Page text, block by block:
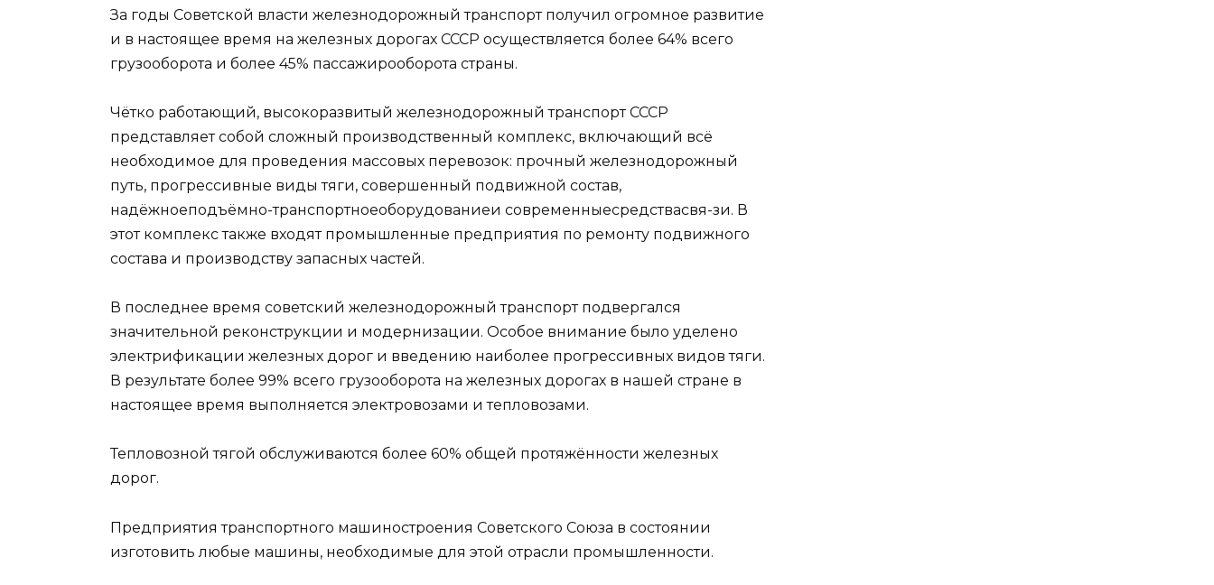
За годы Советской власти железнодорожный транспорт получил огромное развитие
и в настоящее время на железных дорогах СССР осуществляется более 64% всего
грузооборота и более 45% пассажирооборота страны.
Чётко работающий, высокоразвитый железнодорожный транспорт СССР
представляет собой сложный производственный комплекс, включающий всё
необходимое для проведения массовых перевозок: прочный железнодорожный
путь, прогрессивные виды тяги, совершенный подвижной состав,
надёжноеподъёмно-транспортноеоборудованиеи современныесредствасвя-зи. В
этот комплекс также входят промышленные предприятия по ремонту подвижного
состава и производству запасных частей.
В последнее время советский железнодорожный транспорт подвергался
значительной реконструкции и модернизации. Особое внимание было уделено
электрификации железных дорог и введению наиболее прогрессивных видов тяги.
В результате более 99% всего грузооборота на железных дорогах в нашей стране в
настоящее время выполняется электровозами и тепловозами.
Тепловозной тягой обслуживаются более 60% общей протяжённости железных
дорог.
Предприятия транспортного машиностроения Советского Союза в состоянии
изготовить любые машины, необходимые для этой отрасли промышленности.